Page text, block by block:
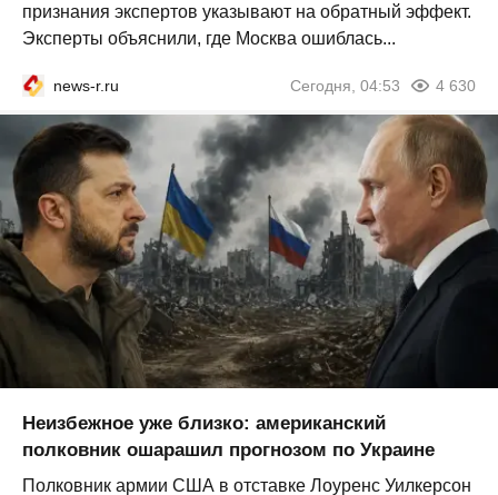
признания экспертов указывают на обратный эффект.
Эксперты объяснили, где Москва ошиблась...
news-r.ru Сегодня, 04:53 4 630
Неизбежное уже близко: американский
полковник ошарашил прогнозом по Украине
Полковник армии США в отставке Лоуренс Уилкерсон